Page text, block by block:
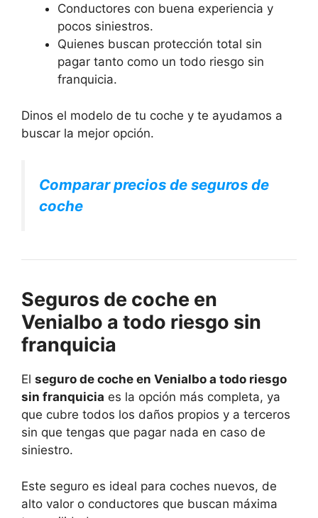
Conductores con buena experiencia y
pocos siniestros.
Quienes buscan protección total sin
pagar tanto como un todo riesgo sin
franquicia.
Dinos el modelo de tu coche y te ayudamos a
buscar la mejor opción.
Comparar precios de seguros de
coche
Seguros de coche en
Venialbo a todo riesgo sin
franquicia
El seguro de coche en Venialbo a todo riesgo
sin franquicia es la opción más completa, ya
que cubre todos los daños propios y a terceros
sin que tengas que pagar nada en caso de
siniestro.
Este seguro es ideal para coches nuevos, de
alto valor o conductores que buscan máxima